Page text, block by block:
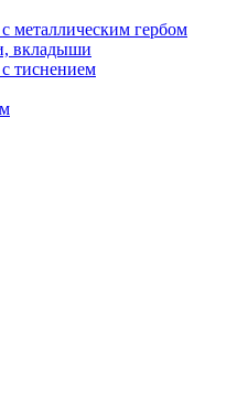
металлическим гербом
вкладыши
тиснением